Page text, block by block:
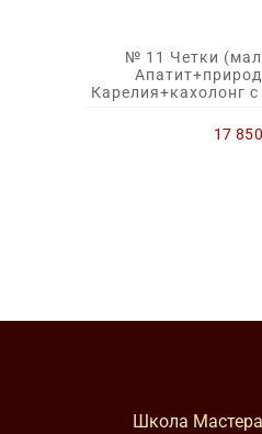
№ 11 Четки
Карелия+кахолонг
17 850
Школа